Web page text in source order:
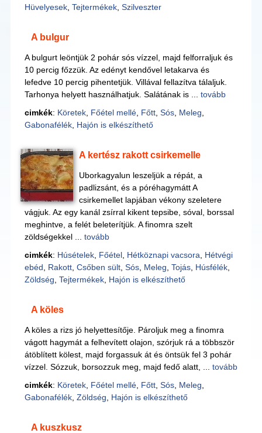
Hüvelyesek, Tejtermékek, Szilveszter
A bulgur
A bulgurt leöntjük 2 pohár sós vízzel, majd felforraljuk és
10 percig főzzük. Az edényt kendővel letakarva és
lefedve 10 percig pihentetjük. Villával fellazítva tálaljuk.
Tarhonya helyett használhatjuk. Salátának is ... tovább
cimkék: Köretek, Főétel mellé, Főtt, Sós, Meleg
Gabonafélék, Hajón is elkészíthető
A kertész rakott csirkemelle
Uborkagyalun leszeljük a répát, a
padlizsánt, és a póréhagymátt A
csirkemellet lapjában vékony szeletere
vágjuk. Az egy kanál zsírral kikent tepsibe, sóval, borssal
meghintve, a felét beleterítjük. A finomra szelt
zöldségekkel ... tovább
cimkék: Húsételek, Főétel, Hétköznapi vacsora
Hétvégi
ebéd
Rakott, Csőben sült, Sós, Meleg Tojás, Húsfélék,
Zöldség Tejtermékek, Hajón is elkészíthető
A köles
A köles a rizs jó helyettesítője. Pároljuk meg a finomra
vágott hagymát a felhevített olajon, szórjuk rá a többször
átöblített kölest, majd forgassuk át és öntsük fel 3 pohár
vízzel. Sózzuk, borsozzuk meg, majd fedő alatt, ... tovább
cimkék: Köretek, Főétel mellé, Főtt, Sós, Meleg
Gabonafélék, Zöldség Hajón is elkészíthető
A kuszkusz